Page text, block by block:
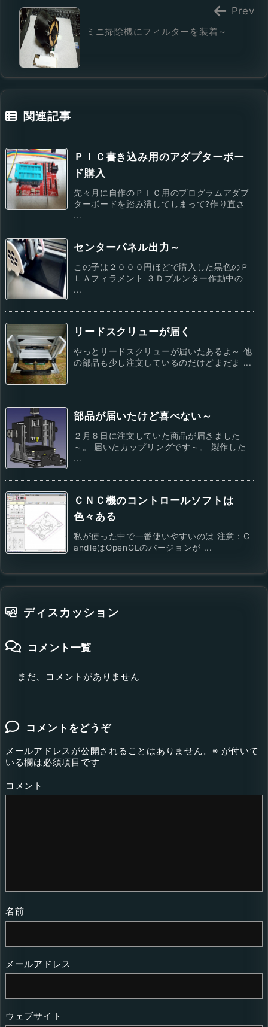
ミニ掃除機にフィルターを装着～
Prev
関連記事
ＰＩＣ書き込み用のアダプターボー
ド購入
先々月に自作のＰＩＣ用のプログラムアダプ
ターボードを踏み潰してしまって?作り直さ
...
センターパネル出力～
この子は２０００円ほどで購入した黒色のＰ
ＬＡフィラメント ３Ｄプルンター作動中の
...
リードスクリューが届く
やっとリードスクリューが届いたあるよ～ 他
の部品も少し注文しているのだけどまだま ...
部品が届いたけど喜べない～
２月８日に注文していた商品が届きました
～。 届いたカップリングです～。 製作した
...
ＣＮＣ機のコントロールソフトは
色々ある
私が使った中で一番使いやすいのは 注意：C
andleはOpenGLのバージョンが ...
ディスカッション
コメント一覧
まだ、コメントがありません
コメントをどうぞ
メールアドレスが公開されることはありません。 ※ が付いて
いる欄は必須項目です
コメント
名前
メールアドレス
ウェブサイト